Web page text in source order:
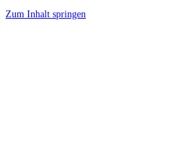
Zum Inhalt springen